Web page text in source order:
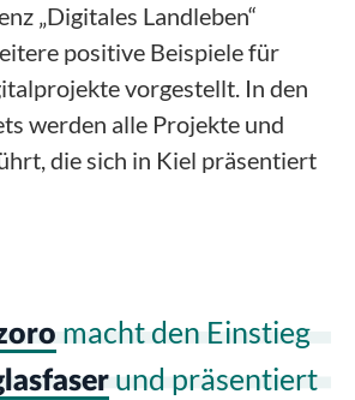
„Digitales Landleben“
positive Beispiele für
vorgestellt. In den
werden alle Projekte und
die sich in Kiel präsentiert
macht den Einstieg
und präsentiert